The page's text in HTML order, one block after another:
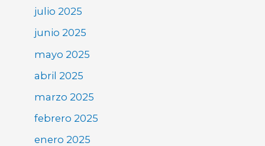
julio 2025
junio 2025
mayo 2025
abril 2025
marzo 2025
febrero 2025
enero 2025